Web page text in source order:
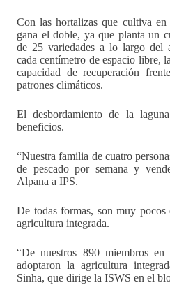
Con las hortalizas que cultiva
gana el doble, ya que planta un
de 25 variedades a lo largo del
cada centímetro de espacio libre,
capacidad de recuperación
patrones climáticos.
El desbordamiento de la
beneficios.
“Nuestra familia de cuatro
de pescado por semana y
Alpana a IPS.
De todas formas, son muy pocos
agricultura integrada.
“De nuestros 890 miembros
adoptaron la agricultura
Sinha, que dirige la ISWS en el